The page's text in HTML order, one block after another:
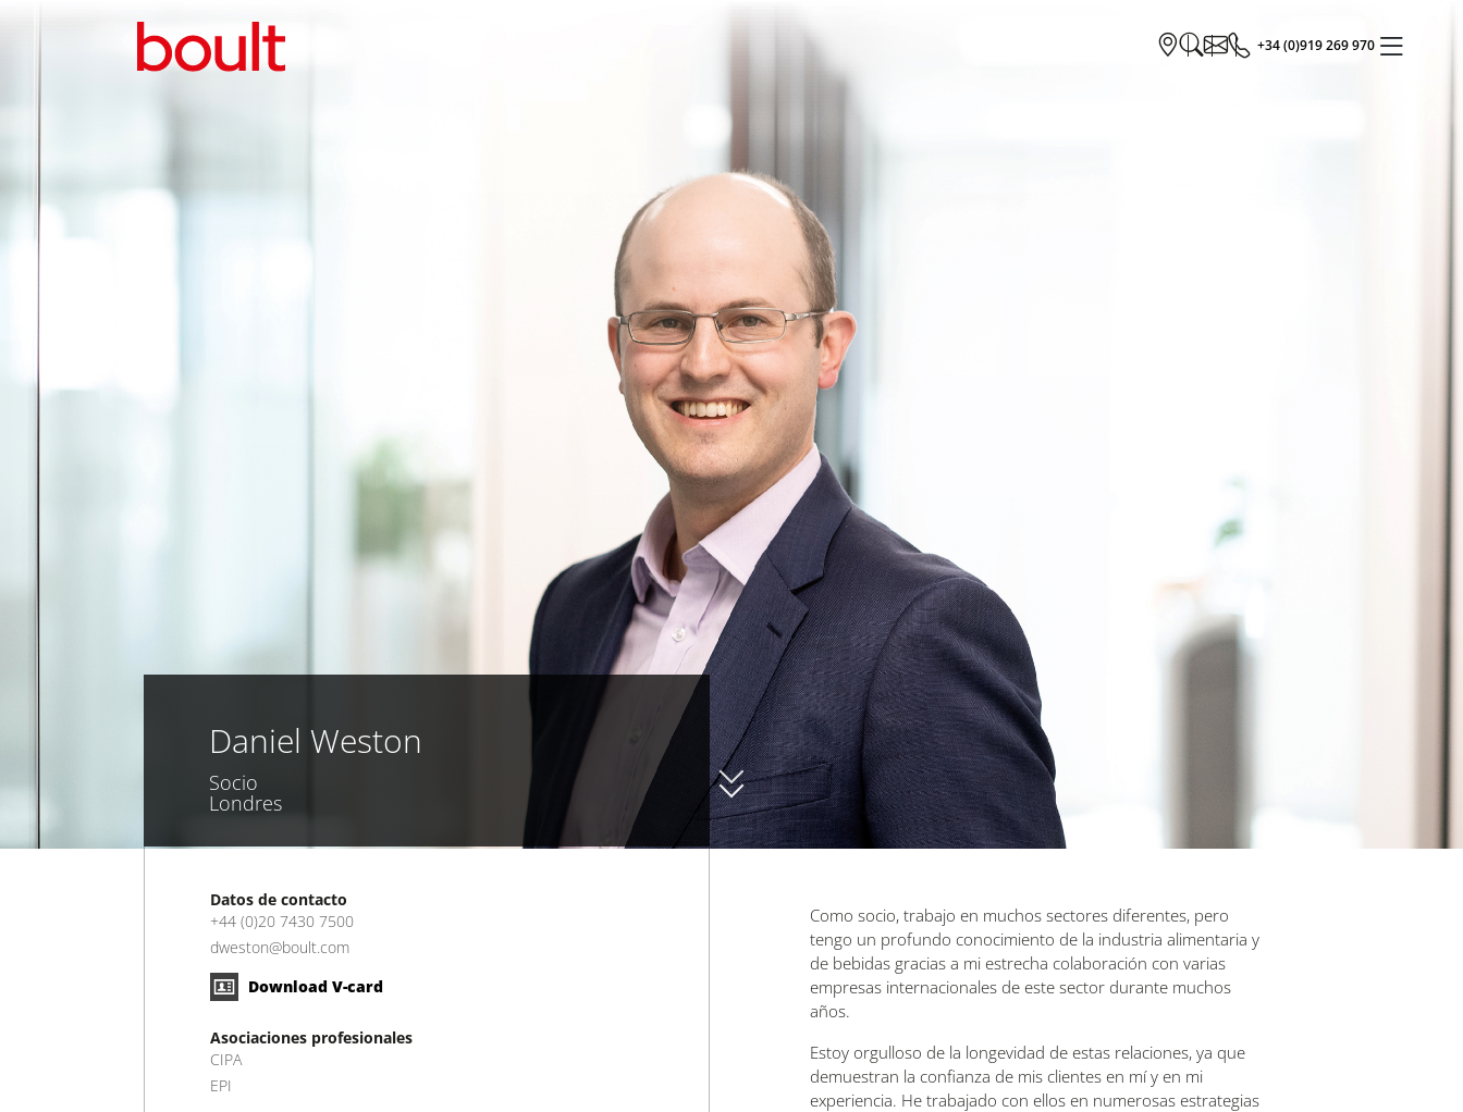
+34 (0)919 269 970
Daniel Weston
Socio
Londres
Datos de contacto
+44 (0)20 7430 7500
dweston@boult.com
Download V-card
Asociaciones profesionales
CIPA
EPI
Como socio, trabajo en muchos sectores diferentes, pero
tengo un profundo conocimiento de la industria alimentaria y
de bebidas gracias a mi estrecha colaboración con varias
empresas internacionales de este sector durante muchos
años.
Estoy orgulloso de la longevidad de estas relaciones, ya que
demuestran la confianza de mis clientes en mí y en mi
experiencia. He trabajado con ellos en numerosas estrategias